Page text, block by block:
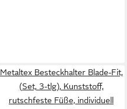
Metaltex Besteckhalter Blade-Fit,
(Set, 3-tlg), Kunststoff,
rutschfeste Füße, individuell